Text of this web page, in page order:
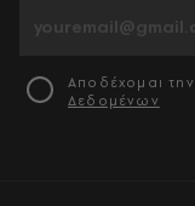
Αποδέχομαι την
Δεδομένων